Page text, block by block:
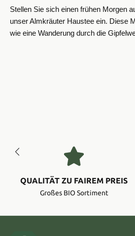
Stellen Sie sich einen frühen Morgen
unser Almkräuter Haustee ein. Diese
wie eine Wanderung durch die
QUALITÄT ZU FAIREM PREIS
Großes BIO Sortiment